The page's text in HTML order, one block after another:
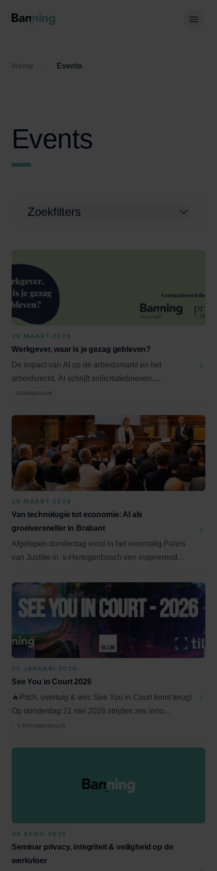
Home Events
Events
Zoekfilters
20 MAART 2026
Werkgever, waar is je gezag gebleven?
De impact van AI op de arbeidsmarkt en het
arbeidsrecht. AI schrijft sollicitatiebrieven,
analyseert...
Arbeidsrecht
20 MAART 2026
Van technologie tot economie: AI als
groeiversneller in Brabant
Afgelopen donderdag vond in het voormalig Paleis
van Justitie in ’s-Hertogenbosch een inspirerend
22 JANUARI 2026
See You in Court 2026
🔥Pitch, overtuig & win: See You in Court komt terug!
Op donderdag 21 mei 2026 strijden zes inno...
's-Hertogenbosch
09 APRIL 2025
Seminar privacy, integriteit & veiligheid op de
werkvloer